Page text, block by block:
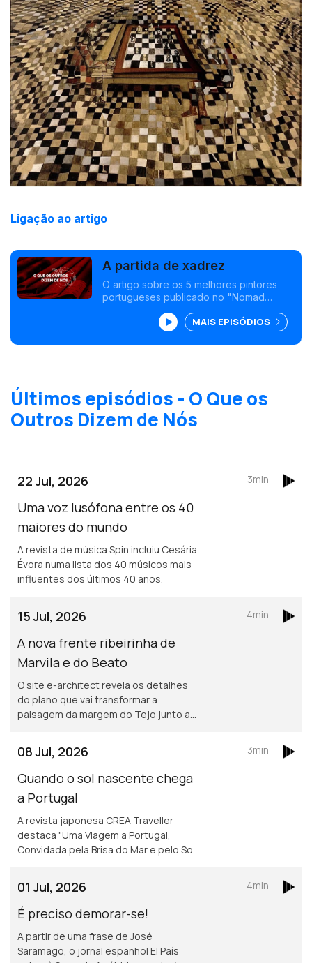
Ligação ao artigo
A partida de xadrez
O artigo sobre os 5 melhores pintores
portugueses publicado no "Nomad
, é o mote para a apreciação de uma das
obras mais icónicas da pintora Maria
Helena Vieira da Silva.
MAIS EPISÓDIOS
Últimos episódios - O Que os
Outros Dizem de Nós
22 Jul, 2026
Uma voz lusófona entre os 40
maiores do mundo
A revista de música Spin incluiu Cesária
Évora numa lista dos 40 músicos mais
influentes dos últimos 40 anos.
3min
15 Jul, 2026
A nova frente ribeirinha de
Marvila e do Beato
O site e-architect revela os detalhes
do plano que vai transformar a
paisagem da margem do Tejo junto a
4min
08 Jul, 2026
Quando o sol nascente chega
a Portugal
A revista japonesa CREA Traveller
destaca "Uma Viagem a Portugal,
Convidada pela Brisa do Mar e pelo Sol",
cultura, a história e a gastronomia.
3min
01 Jul, 2026
É preciso demorar-se!
A partir de uma frase de José
Saramago, o jornal espanhol El País
4min